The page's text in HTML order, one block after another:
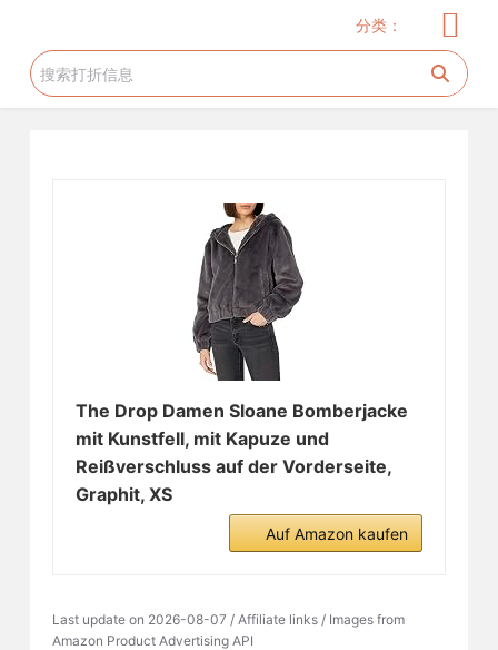
过
内
分类：
The Drop Damen Sloane Bomberjacke
mit Kunstfell, mit Kapuze und
Reißverschluss auf der Vorderseite,
Graphit, XS
Auf Amazon kaufen
Last update on 2026-08-07 / Affiliate links / Images from
Amazon Product Advertising API